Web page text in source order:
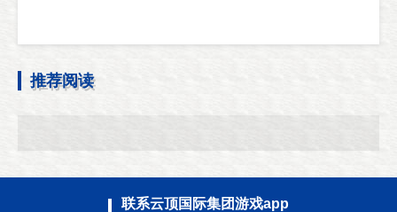
推荐阅读
联系云顶国际集团游戏app